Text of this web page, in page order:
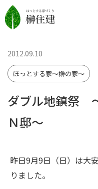
ダブル地鎮祭
Ｎ邸～
2012.09.10
ほっとする家～榊の家～
昨日9月9日（日）は大
りました。